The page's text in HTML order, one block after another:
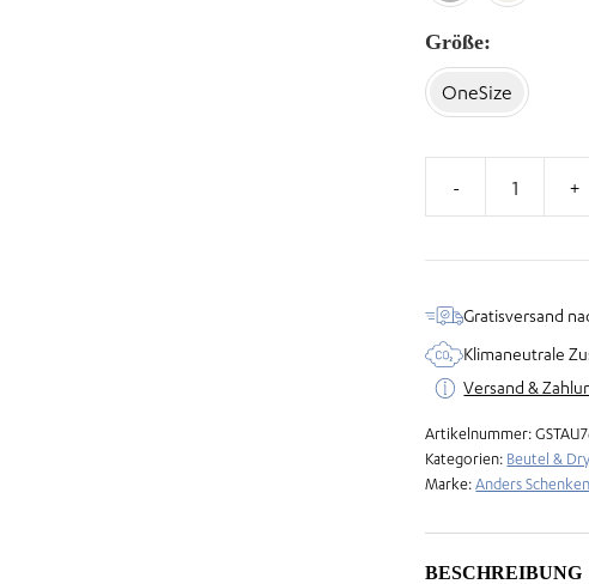
Größe
OneSize
Musik
Leidenschaft
Menge
Gratisversand
Klimaneutrale
Versand &
Artikelnummer:
Kategorien: Beutel &
Marke:Anders Schenken
BESCHREIBUNG